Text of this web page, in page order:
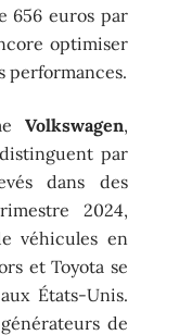
656 euros par
optimiser
performances.
Volkswagen,
par
dans des
2024,
véhicules en
et Toyota se
États-Unis.
de